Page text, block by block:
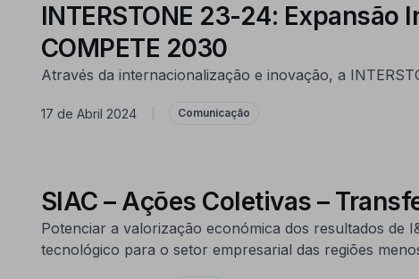
INTERSTONE 23-24:
COMPETE 2030
Através da internacionalização e inovação, a
17 de Abril 2024 Comunicação
SIAC – Ações Coletivas –
Potenciar a valorização económica dos resultados de
tecnológico para o setor empresarial das regiões